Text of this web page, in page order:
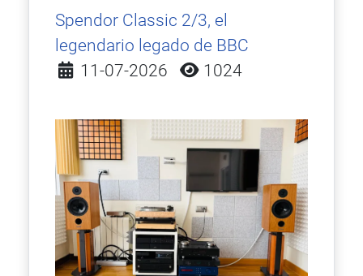
Spendor Classic 2/3, el
legendario legado de BBC
Detalles
11-07-2026 1024